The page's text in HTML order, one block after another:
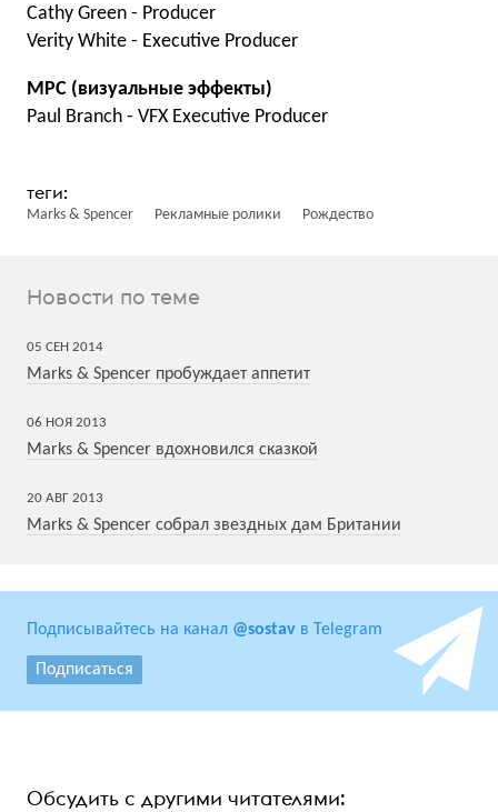
Cathy Green - Producer
Verity White - Executive Producer
MPC (визуальные эффекты)
Paul Branch - VFX Executive Producer
Marks & Spencer Рекламные ролики Рождество
Новости по теме
05 СЕН 2014
Marks & Spencer пробуждает аппетит
06 НОЯ 2013
Marks & Spencer вдохновился сказкой
20 АВГ 2013
Marks & Spencer собрал звездных дам Британии
Подписывайтесь на канал @sostav в Telegram
Подписаться
Обсудить с другими читателями: